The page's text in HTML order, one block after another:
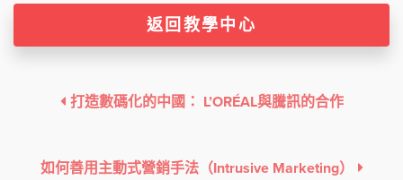
返回教學中心
打造數碼化的中國： L’ORÉAL與騰訊的合作
如何善用主動式營銷手法（Intrusive Marketing）